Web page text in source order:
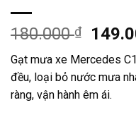
180.000₫
Giá
gốc
là:
Gạt mưa xe Mercedes
đều, loại bỏ nước mưa
ràng, vận hành êm ái.